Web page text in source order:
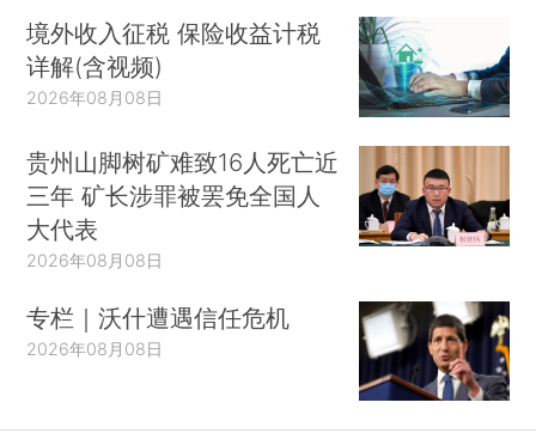
境外收入征税 保险收益计税
详解(含视频)
2026年08月08日
贵州山脚树矿难致16人死亡近
三年 矿长涉罪被罢免全国人
大代表
2026年08月08日
专栏｜沃什遭遇信任危机
2026年08月08日